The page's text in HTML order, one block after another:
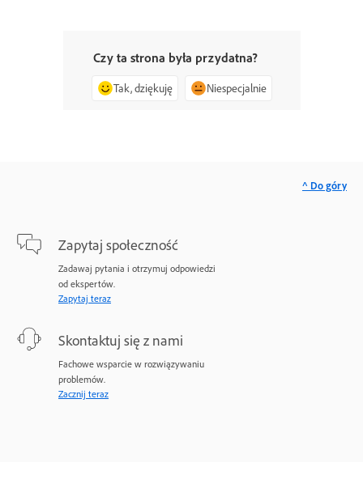
Czy ta strona była przydatna?
Tak, dziękuję Niespecjalnie
Zapytaj społeczność
Zadawaj pytania i otrzymuj odpowiedzi
od ekspertów.
Zapytaj teraz
Skontaktuj się z nami
Fachowe wsparcie w rozwiązywaniu
problemów.
Zacznij teraz
^ Do góry